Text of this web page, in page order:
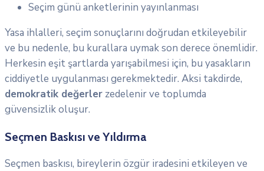
Seçim günü anketlerinin yayınlanması
Yasa ihlalleri, seçim sonuçlarını doğrudan etkileyebilir
ve bu nedenle, bu kurallara uymak son derece önemlidir.
Herkesin eşit şartlarda yarışabilmesi için, bu yasakların
ciddiyetle uygulanması gerekmektedir. Aksi takdirde,
demokratik değerler zedelenir ve toplumda
güvensizlik oluşur.
Seçmen Baskısı ve Yıldırma
Seçmen baskısı, bireylerin özgür iradesini etkileyen ve